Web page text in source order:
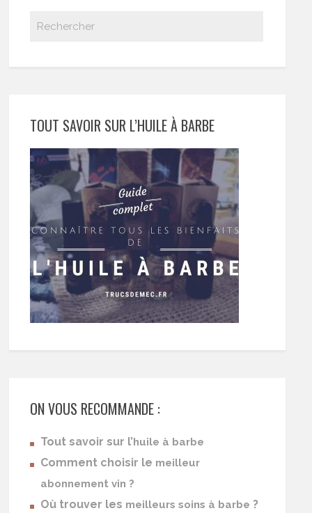
TOUT SAVOIR SUR L’HUILE À BARBE
ON VOUS RECOMMANDE :
Tout savoir sur l’huile à barbe
Comment choisir le meilleur
abonnement vin ?
Où trouver les meilleurs soins à barbe ?